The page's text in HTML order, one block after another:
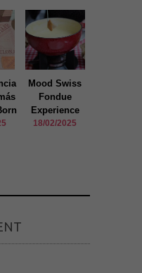
Mood Swiss
Fondue
Experience
18/02/2025
rechaza estas
cookies,
algunas
funcionalidades
desaparecerán
de la web.
Marketing
Al compartir tus
ver contenido y